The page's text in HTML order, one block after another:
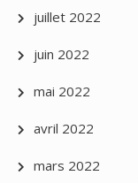
juillet 2022
juin 2022
mai 2022
avril 2022
mars 2022